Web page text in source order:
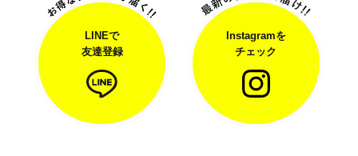
LINEで
友達登録
Instagramを
チェック